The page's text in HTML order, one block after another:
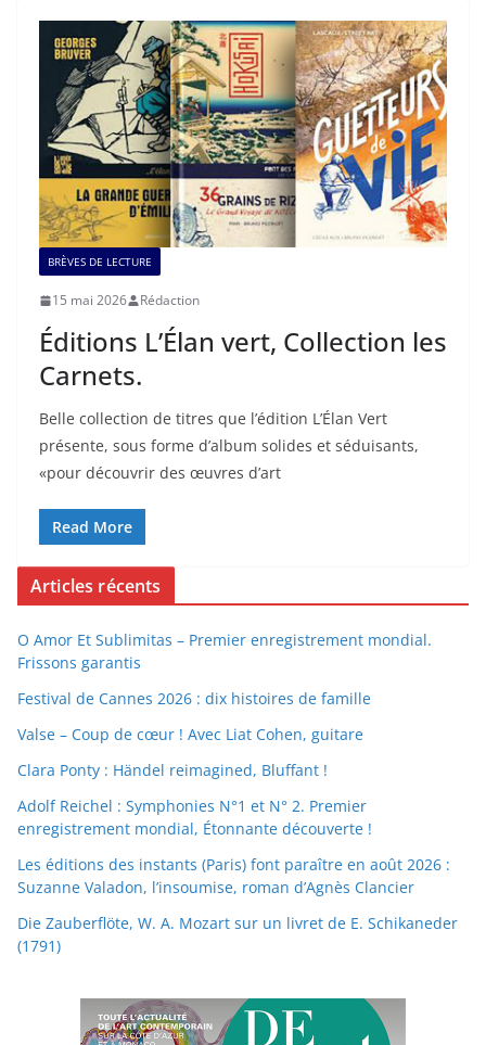
BRÈVES DE LECTURE
15 mai 2026 Rédaction
Éditions L’Élan vert, Collection les
Carnets.
Belle collection de titres que l’édition L’Élan Vert
présente, sous forme d’album solides et séduisants,
«pour découvrir des œuvres d’art
Read More
Articles récents
O Amor Et Sublimitas – Premier enregistrement mondial.
Frissons garantis
Festival de Cannes 2026 : dix histoires de famille
Valse – Coup de cœur ! Avec Liat Cohen, guitare
Clara Ponty : Händel reimagined, Bluffant !
Adolf Reichel : Symphonies N°1 et N° 2. Premier
enregistrement mondial, Étonnante découverte !
Les éditions des instants (Paris) font paraître en août 2026 :
Suzanne Valadon, l’insoumise, roman d’Agnès Clancier
Die Zauberflöte, W. A. Mozart sur un livret de E. Schikaneder
(1791)